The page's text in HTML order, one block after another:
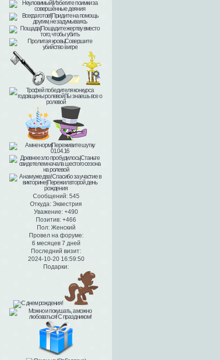
Сообщений:545
Откуда: Эквестрия
Уважение: +490
Позитив: +466
Пол:Женский
Провел на форуме:
6 месяцев 7 дней
Последний визит:
2024-10-20 16:59:50
Подарки: